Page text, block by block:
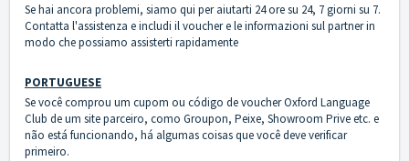
Se hai ancora problemi, siamo qui per aiutarti 24 ore su 24, 7 giorni su 7.
Contatta l'assistenza e includi il voucher e le informazioni sul partner in
modo che possiamo assisterti rapidamente
PORTUGUESE
Se você comprou um cupom ou código de voucher Oxford Language
Club de um site parceiro, como Groupon, Peixe, Showroom Prive etc. e
não está funcionando, há algumas coisas que você deve verificar
primeiro.